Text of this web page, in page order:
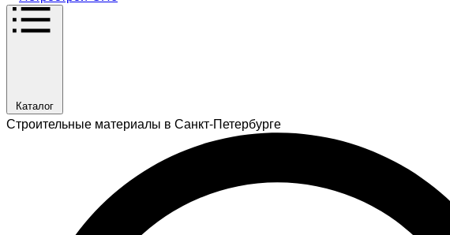
Каталог
Строительные материалы в Санкт-Петербурге